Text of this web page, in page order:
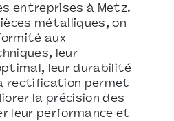
entreprises à Metz.
métalliques, on
aux
leur
leur durabilité
rectification permet
la précision des
leur performance et